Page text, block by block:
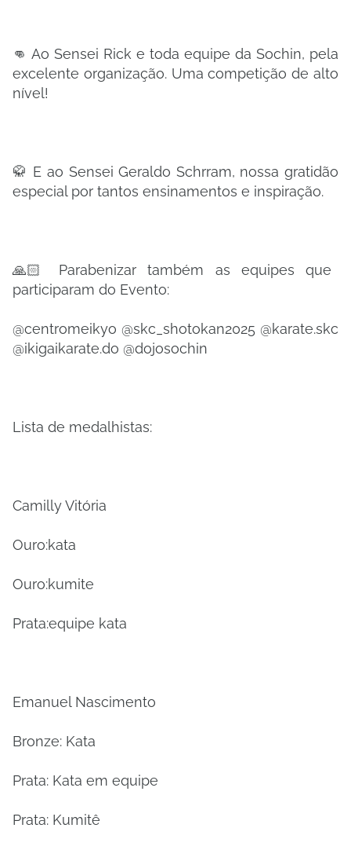
👊 Ao Sensei Rick e toda equipe da Sochin, pela
excelente organização. Uma competição de alto
nível!
🥋 E ao Sensei Geraldo Schrram, nossa gratidão
especial por tantos ensinamentos e inspiração.
🙏🏻 Parabenizar também as equipes que
participaram do Evento:
@centromeikyo @skc_shotokan2025 @karate.skc
@ikigaikarate.do @dojosochin
Lista de medalhistas:
Camilly Vitória
Ouro:kata
Ouro:kumite
Prata:equipe kata
Emanuel Nascimento
Bronze: Kata
Prata: Kata em equipe
Prata: Kumitê